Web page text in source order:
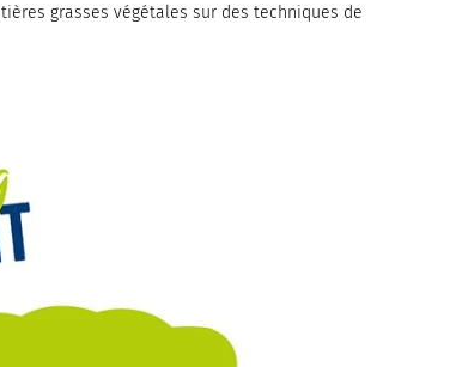
grasses végétales sur des techniques de